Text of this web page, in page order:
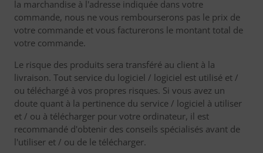
la marchandise à l'adresse indiquée dans votre
commande, nous ne vous rembourserons pas le prix de
votre commande et vous facturerons le montant total de
votre commande.
Le risque des produits sera transféré au client à la
livraison. Tout service du logiciel / logiciel est utilisé et /
ou téléchargé à vos propres risques. Si vous avez un
doute quant à la pertinence du service / logiciel à utiliser
et / ou à télécharger pour votre ordinateur, il est
recommandé d'obtenir des conseils spécialisés avant de
l'utiliser et / ou de le télécharger.